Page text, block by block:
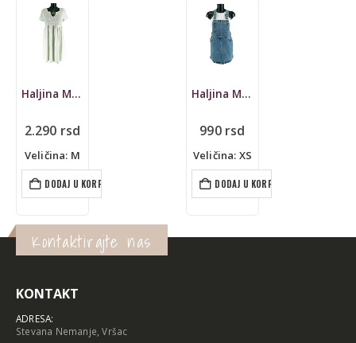
Haljina Marc O’Polo, lan
2.290 rsd
Veličina: M
DODAJ U KORPU
Haljina Monkl, teksas
990 rsd
Veličina: XS
DODAJ U KORPU
Kontaktirajte nas
KONTAKT
ADRESA:
Stevana Nemanje, Vršac